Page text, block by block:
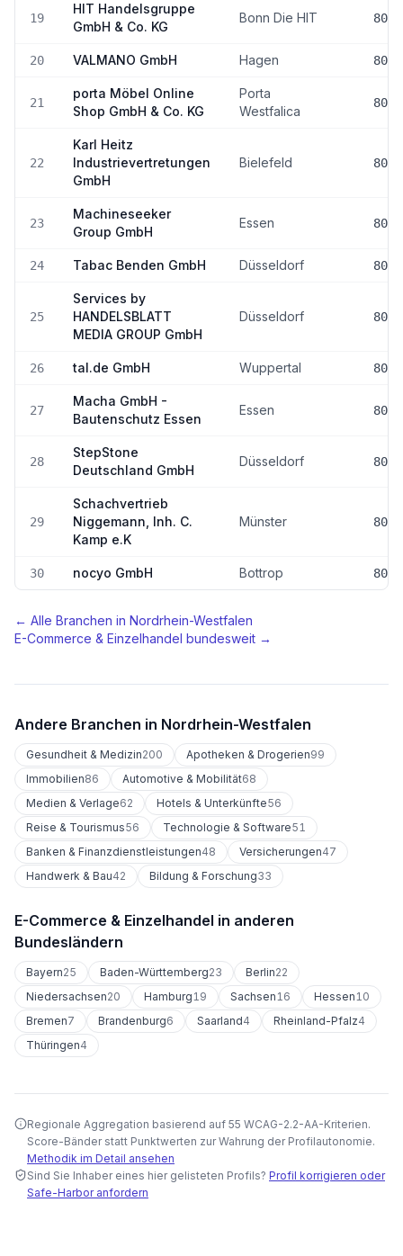
19
HIT Handelsgruppe
GmbH & Co. KG
Bonn Die HIT 80-
20 VALMANO GmbH Hagen 80-
21
porta Möbel Online
Shop GmbH & Co. KG
Porta
Westfalica
80-
22
Karl Heitz
Industrievertretungen
GmbH
Bielefeld 80-
23
Machineseeker
Group GmbH
Essen 80-
24 Tabac Benden GmbH Düsseldorf 80-
25
Services by
HANDELSBLATT
MEDIA GROUP GmbH
Düsseldorf 80-
26 tal.de GmbH Wuppertal 80-
27
Macha GmbH -
Bautenschutz Essen
Essen 80-
28
StepStone
Deutschland GmbH
Düsseldorf 80-
29
Schachvertrieb
Niggemann, Inh. C.
Kamp e.K
Münster 80-
30 nocyo GmbH Bottrop 80-
← Alle Branchen in Nordrhein-Westfalen
E-Commerce & Einzelhandel bundesweit →
Andere Branchen in Nordrhein-Westfalen
Gesundheit & Medizin200 Apotheken & Drogerien99
Immobilien86 Automotive & Mobilität68
Medien & Verlage62 Hotels & Unterkünfte56
Reise & Tourismus56 Technologie & Software51
Banken & Finanzdienstleistungen48 Versicherungen47
Handwerk & Bau42 Bildung & Forschung33
E-Commerce & Einzelhandel in anderen
Bundesländern
Bayern25 Baden-Württemberg23 Berlin22
Niedersachsen20 Hamburg19 Sachsen16 Hessen10
Bremen7 Brandenburg6 Saarland4 Rheinland-Pfalz4
Thüringen4
Regionale Aggregation basierend auf 55 WCAG-2.2-AA-Kriterien.
Score-Bänder statt Punktwerten zur Wahrung der Profilautonomie.
Methodik im Detail ansehen
Sind Sie Inhaber eines hier gelisteten Profils? Profil korrigieren oder
Safe-Harbor anfordern